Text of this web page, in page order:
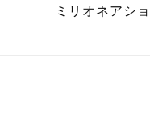
ミリオネアシ